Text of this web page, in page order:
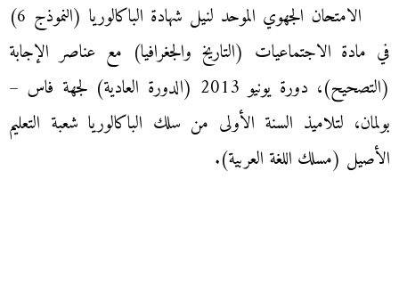
الامتحان الجهوي الموحد لنيل شهادة الباكالوريا (النموذج 6)
في مادة الاجتماعيات (التاريخ والجغرافيا) مع عناصر الإجابة
(التصحيح)، دورة يونيو 2013 (الدورة العادية) لجهة فاس –
بولمان، لتلاميذ السنة الأولى من سلك الباكالوريا شعبة التعليم
الأصيل (مسلك اللغة العربية).